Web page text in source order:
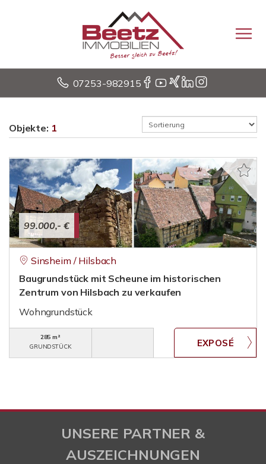
07253-982915
Objekte: 1
99.000,- €
Sinsheim / Hilsbach
Baugrundstück mit Scheune im historischen
Zentrum von Hilsbach zu verkaufen
Wohngrundstück
285 m²
GRUNDSTÜCK
UNSERE PARTNER &
AUSZEICHNUNGEN